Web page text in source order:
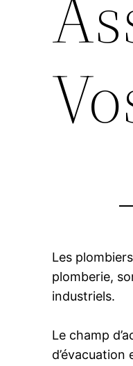
Les
plomberie,
industriels.
Le champ